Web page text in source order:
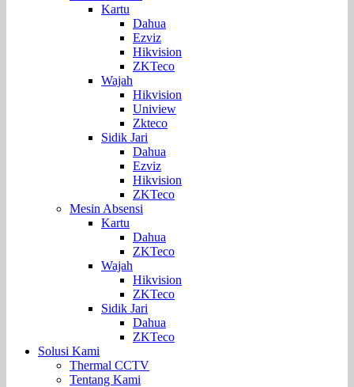
Kartu
Dahua
Ezviz
Hikvision
ZKTeco
Wajah
Hikvision
Uniview
Zkteco
Sidik Jari
Dahua
Ezviz
Hikvision
ZKTeco
Mesin Absensi
Kartu
Dahua
ZKTeco
Wajah
Hikvision
ZKTeco
Sidik Jari
Dahua
ZKTeco
Solusi Kami
Thermal CCTV
Tentang Kami